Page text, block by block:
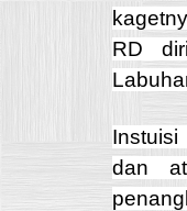
RD
dan